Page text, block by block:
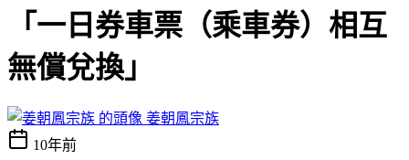
「一日券車票（乘車券）相互
無償兌換」
姜朝鳳宗族
10年前